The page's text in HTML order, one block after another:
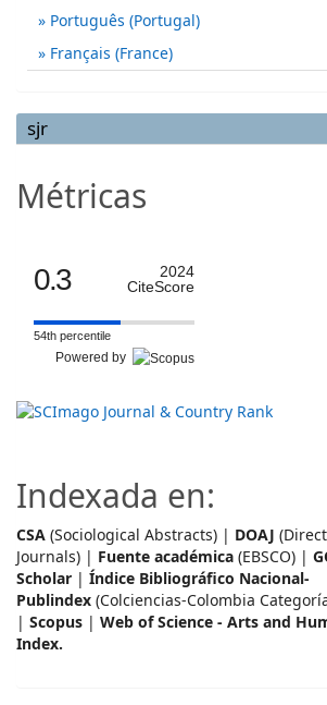
Português (Portugal)
Français (France)
sjr
Métricas
0.3
2024
CiteScore
54th percentile
Powered by
Indexada en:
CSA (Sociological Abstracts) | DOAJ
Journals) | Fuente académica (EBSCO) |
Scholar | Índice Bibliográfico Nacional-
Publindex (Colciencias-Colombia
| Scopus | Web of Science - Arts and
Index.